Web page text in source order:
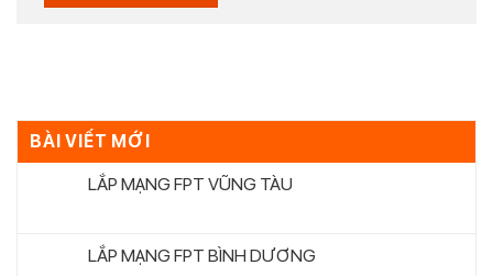
BÀI VIẾT MỚI
LẮP MẠNG FPT VŨNG TÀU
LẮP MẠNG FPT BÌNH DƯƠNG